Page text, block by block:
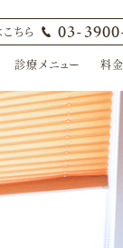
ちら 03-
診療メニュー 料金